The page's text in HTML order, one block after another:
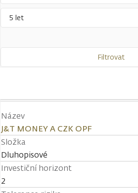
5 let
Filtrovat
Název
J&T MONEY A CZK OPF
Složka
Dluhopisové
Investiční horizont
2